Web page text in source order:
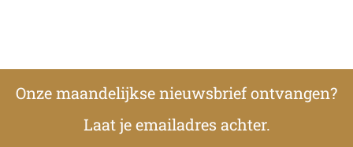
Onze maandelijkse nieuwsbrief ontvangen?
Laat je emailadres achter.